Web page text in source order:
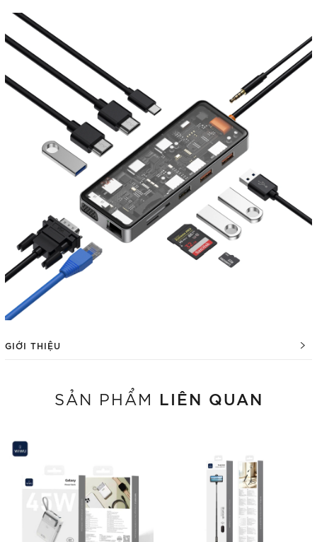
GIỚI THIỆU
SẢN PHẨM LIÊN QUAN